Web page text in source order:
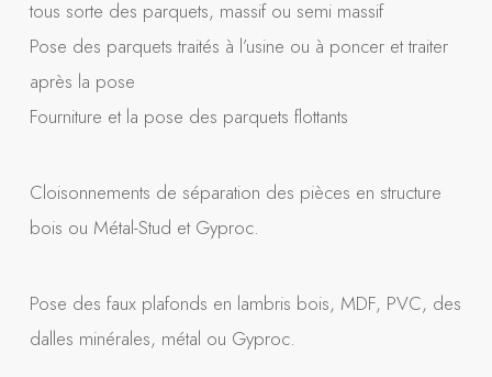
tous sorte des parquets, massif ou semi massif
Pose des parquets traités à l’usine ou à poncer et traiter
après la pose
Fourniture et la pose des parquets flottants
Cloisonnements de séparation des pièces en structure
bois ou Métal-Stud et Gyproc.
Pose des faux plafonds en lambris bois, MDF, PVC, des
dalles minérales, métal ou Gyproc.